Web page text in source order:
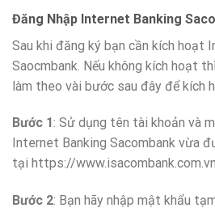
Đăng Nhập Internet Banking
Sau khi đăng ký bạn cần kích hoạt
Saocmbank. Nếu không kích hoạt
làm theo vài bước sau đây để kích
Bước 1: Sử dụng tên tài khoản và
Internet Banking Sacombank vừa
tại https://
Bước 2: Bạn hãy nhập mật khẩu